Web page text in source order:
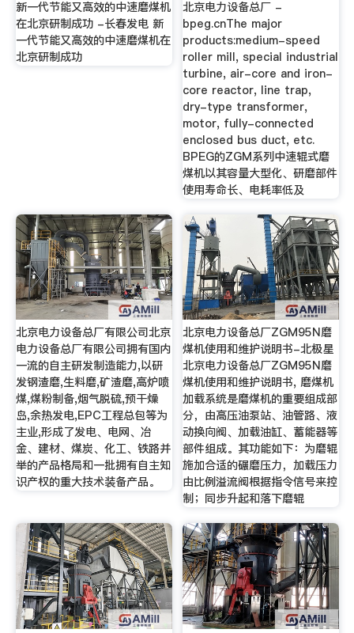
新一代节能又高效的中速磨煤机
在北京研制成功 -长春发电 新
一代节能又高效的中速磨煤机在
北京研制成功
北京电力设备总厂 -
bpeg.cnThe major
products:medium-speed
roller mill, special industrial
turbine, air-core and iron-
core reactor, line trap,
dry-type transformer,
motor, fully-connected
enclosed bus duct, etc.
BPEG的ZGM系列中速辊式磨
煤机以其容量大型化、研磨部件
使用寿命长、电耗率低及
北京电力设备总厂有限公司北京
电力设备总厂有限公司拥有国内
一流的自主研发制造能力,以研
发钢渣磨,生料磨,矿渣磨,高炉喷
煤,煤粉制备,烟气脱硫,预干燥
岛,余热发电,EPC工程总包等为
主业,形成了发电、电网、冶
金、建材、煤炭、化工、铁路并
举的产品格局和一批拥有自主知
识产权的重大技术装备产品。
北京电力设备总厂ZGM95N磨
煤机使用和维护说明书-北极星
北京电力设备总厂ZGM95N磨
煤机使用和维护说明书, 磨煤机
加载系统是磨煤机的重要组成部
分，由高压油泵站、油管路、液
动换向阀、加载油缸、蓄能器等
部件组成。其功能如下：为磨辊
施加合适的碾磨压力，加载压力
由比例溢流阀根据指令信号来控
制；同步升起和落下磨辊